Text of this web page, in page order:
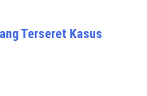
Terseret Kasus